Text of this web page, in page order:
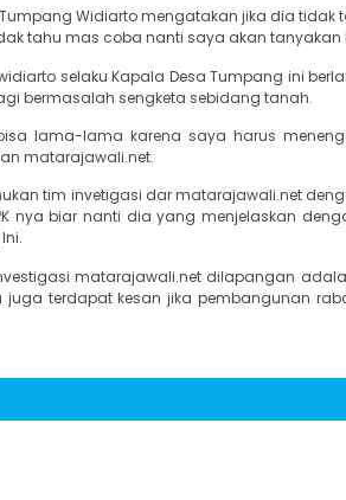
Widiarto mengatakan jika dia
tahu mas coba nanti saya akan tanyakan
selaku Kapala Desa Tumpang ini
bermasalah sengketa sebidang tanah.
lama-lama karena saya harus
matarajawali.net.
tim invetigasi dar matarajawali.net
nya biar nanti dia yang menjelaskan
matarajawali.net dilapangan
juga terdapat kesan jika pembangunan